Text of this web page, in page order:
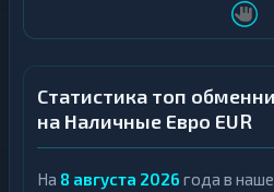
Статистика топ
на Наличные Евро EUR
На 8 августа 2026 года в